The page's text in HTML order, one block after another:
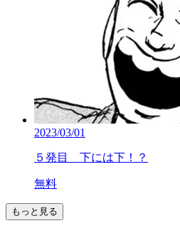
2023/03/01
５発目 下には下！？
無料
もっと見る